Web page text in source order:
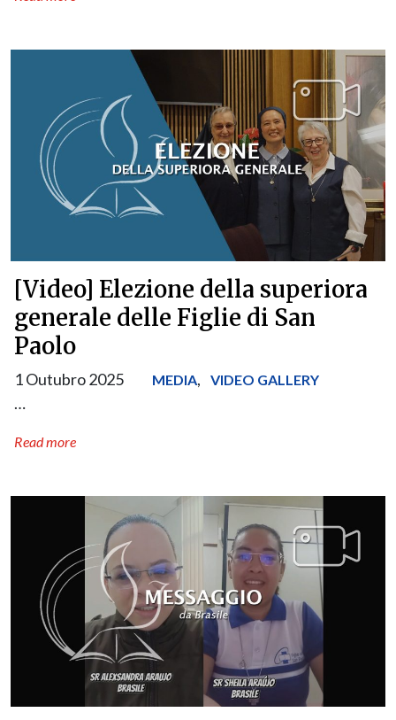
[Video] Elezione della superiora
generale delle Figlie di San
Paolo
1 Outubro 2025 MEDIA, VIDEO GALLERY
…
Read more